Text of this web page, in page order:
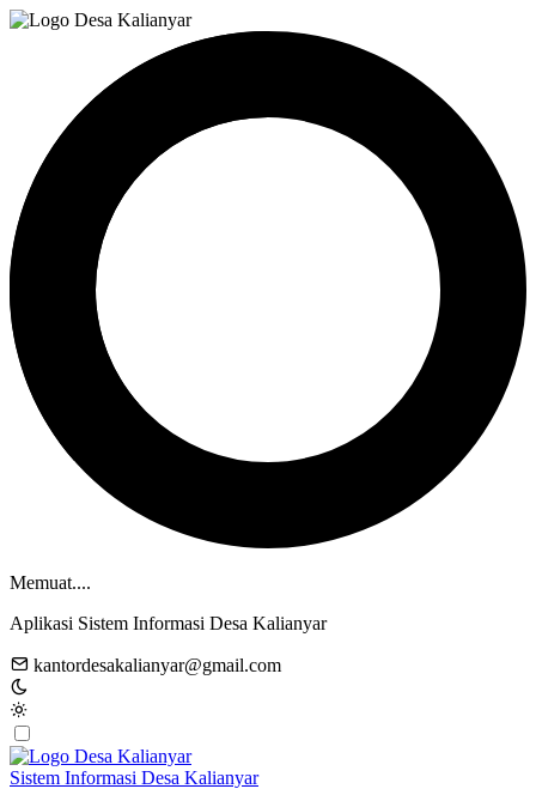
Memuat....
Aplikasi Sistem Informasi Desa Kalianyar
kantordesakalianyar@gmail.com
Sistem Informasi Desa Kalianyar